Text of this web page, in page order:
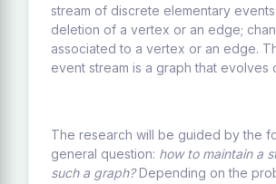
stream of discrete elementary
deletion of a vertex or an edge;
associated to a vertex or an edge.
event stream is a graph that evolves
The research will be guided by the
general question: how to maintain a
such a graph?Depending on the